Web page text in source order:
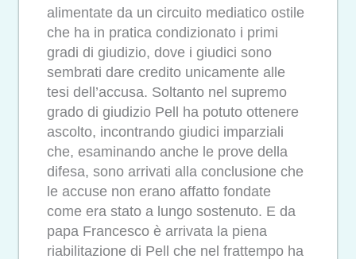
alimentate da un circuito mediatico ostile
che ha in pratica condizionato i primi
gradi di giudizio, dove i giudici sono
sembrati dare credito unicamente alle
tesi dell’accusa. Soltanto nel supremo
grado di giudizio Pell ha potuto ottenere
ascolto, incontrando giudici imparziali
che, esaminando anche le prove della
difesa, sono arrivati alla conclusione che
le accuse non erano affatto fondate
come era stato a lungo sostenuto. E da
papa Francesco è arrivata la piena
riabilitazione di Pell che nel frattempo ha